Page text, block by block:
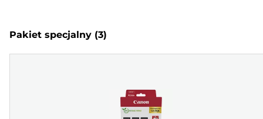
Pakiet specjalny (3)